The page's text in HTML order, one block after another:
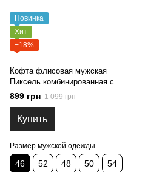
Новинка
Хит
−18%
Кофта флисовая мужская
Пиксель комбинированная с
плащевкой, тактическая, с
липучками,
46,48,50,52,54,56,58,60р
(кофтМY фл комб пикс пл 46)
899 грн 1 099 грн
Купить
Размер мужской одежды
46 52 48 50 54